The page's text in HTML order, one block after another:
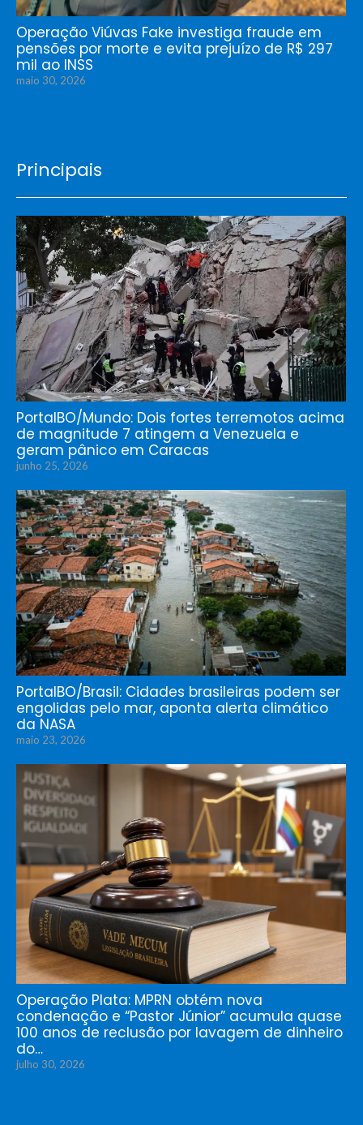
Operação Viúvas Fake investiga fraude em
pensões por morte e evita prejuízo de R$ 297
mil ao INSS
maio 30, 2026
Principais
PortalBO/Mundo: Dois fortes terremotos acima
de magnitude 7 atingem a Venezuela e
geram pânico em Caracas
junho 25, 2026
PortalBO/Brasil: Cidades brasileiras podem ser
engolidas pelo mar, aponta alerta climático
da NASA
maio 23, 2026
Operação Plata: MPRN obtém nova
condenação e “Pastor Júnior” acumula quase
100 anos de reclusão por lavagem de dinheiro
do…
julho 30, 2026